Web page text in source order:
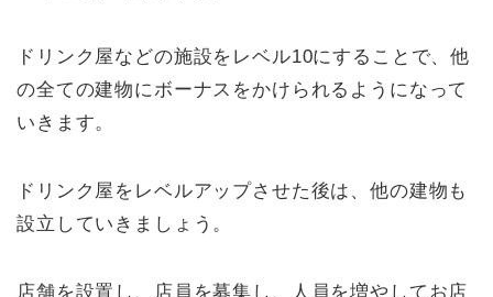
ドリンク屋などの施設をレベル10にすることで、他
の全ての建物にボーナスをかけられるようになって
いきます。
ドリンク屋をレベルアップさせた後は、他の建物も
設立していきましょう。
店舗を設置し、店員を募集し、人員を増やしてお店